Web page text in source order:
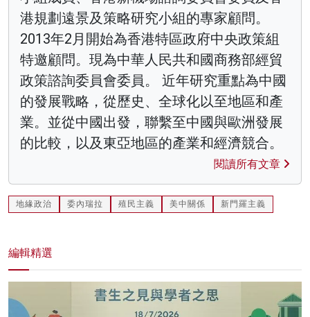
港規劃遠景及策略研究小組的專家顧問。
2013年2月開始為香港特區政府中央政策組
特邀顧問。現為中華人民共和國商務部經貿
政策諮詢委員會委員。 近年研究重點為中國
的發展戰略，從歷史、全球化以至地區和產
業。並從中國出發，聯繫至中國與歐洲發展
的比較，以及東亞地區的產業和經濟競合。
閱讀所有文章
地緣政治 委內瑞拉 殖民主義 美中關係 新門羅主義
編輯精選